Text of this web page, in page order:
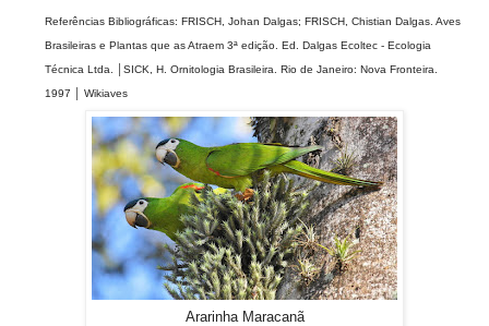
Referências Bibliográficas: FRISCH, Johan Dalgas; FRISCH, Chistian Dalgas. Aves
Brasileiras e Plantas que as Atraem 3ª edição. Ed. Dalgas Ecoltec - Ecologia
Técnica Ltda. │SICK, H. Ornitologia Brasileira. Rio de Janeiro: Nova Fronteira.
1997 │ Wikiaves
Ararinha Maracanã